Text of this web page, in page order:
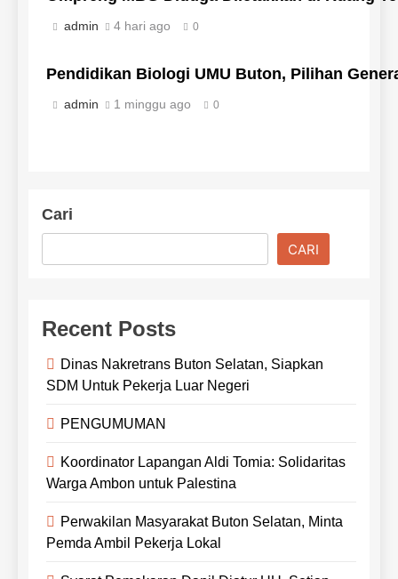
admin 4 hari ago 0
Pendidikan Biologi UMU Buton, Pilihan
admin 1 minggu ago 0
Cari
CARI
Recent Posts
Dinas Nakretrans Buton Selatan, Siapkan
SDM Untuk Pekerja Luar Negeri
PENGUMUMAN
Koordinator Lapangan Aldi Tomia: Solidaritas
Warga Ambon untuk Palestina
Perwakilan Masyarakat Buton Selatan, Minta
Pemda Ambil Pekerja Lokal